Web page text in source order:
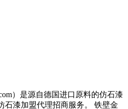
）是源自德国进口原料的仿石漆
石漆加盟代理招商服务。 铁壁金